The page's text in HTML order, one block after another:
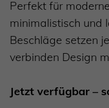
Perfekt für
minimalistisch und
Beschläge setzen
verbinden Design
Jetzt verfügbar –